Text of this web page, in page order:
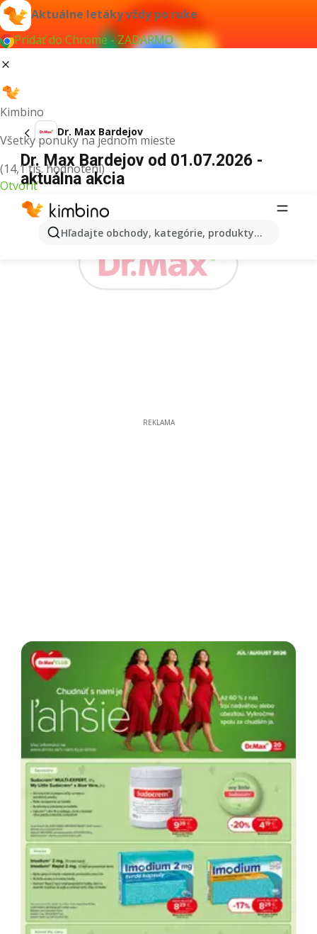
Aktuálne letáky vždy po ruke
Pridať do Chrome - ZADARMO
Kimbino
Všetky ponuky na jednom mieste
(14,1 tis. hodnotení)
Otvoriť
Hľadajte obchody, kategórie, produkty...
Dr. Max Bardejov
Dr. Max Bardejov od 01.07.2026 -
aktuálna akcia
REKLAMA